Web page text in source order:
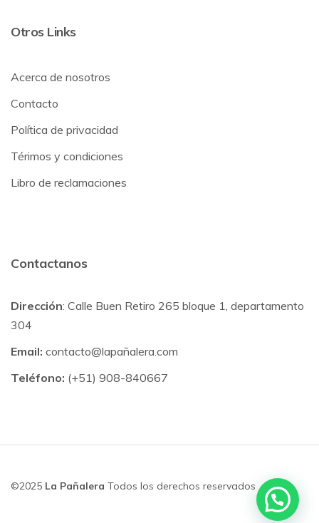
Otros Links
Acerca de nosotros
Contacto
Política de privacidad
Térimos y condiciones
Libro de reclamaciones
Contactanos
Dirección: Calle Buen Retiro 265 bloque 1, departamento
304
Email: contacto@lapañalera.com
Teléfono: (+51) 908-840667
©2025 La Pañalera Todos los derechos reservados